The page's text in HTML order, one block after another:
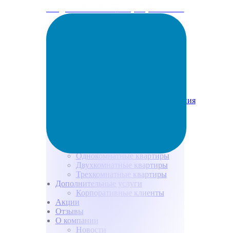
Условия и способы бронирования
Однокомнатные квартиры
Двухкомнатные квартиры
Трехкомнатные квартиры
Дополнительные услуги
Корпоративные клиенты
Акции
Отзывы
О компании
Новости